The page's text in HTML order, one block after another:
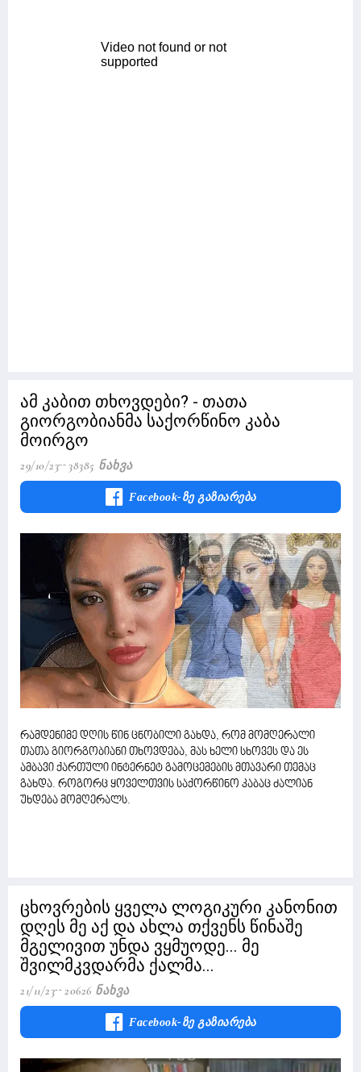
ამ კაბით თხოვდები? - თათა
გიორგობიანმა საქორწინო კაბა
მოირგო
29/10/23 38385 Ნახვა
Facebook-Ზე Გაზიარება
რამდენიმე დღის წინ ცნობილი გახდა, რომ მომღერალი
თათა გიორგობიანი თხოვდება, მას ხელი სხოვეს და ეს
ამბავი ქართული ინტერნეტ გამოცემების მთავარი თემაც
გახდა. როგორც ყოველთვის საქორწინო კაბაც ძალიან
უხდება მომღერალს.
ცხოვრების ყველა ლოგიკური კანონით
დღეს მე აქ და ახლა თქვენს წინაშე
მგელივით უნდა ვყმუოდე... მე
შვილმკვდარმა ქალმა...
21/11/23 20626 Ნახვა
Facebook-Ზე Გაზიარება